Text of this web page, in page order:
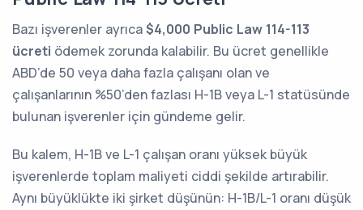
Bazı işverenler ayrıca$4,000 Public Law 114-113
ücreti ödemek zorunda kalabilir. Bu ücret genellikle
ABD’de 50 veya daha fazla çalışanı olan ve
çalışanlarının %50’den fazlası H-1B veya L-1 statüsünde
bulunan işverenler için gündeme gelir.
Bu kalem, H-1B ve L-1 çalışan oranı yüksek büyük
işverenlerde toplam maliyeti ciddi şekilde artırabilir.
Aynı büyüklükte iki şirket düşünün: H-1B/L-1 oranı düşük